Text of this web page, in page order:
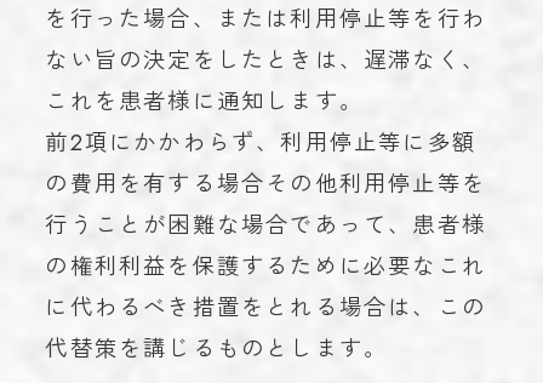
を行った場合、または利用停止等を行わ
ない旨の決定をしたときは、遅滞なく、
これを患者様に通知します。
前2項にかかわらず、利用停止等に多額
の費用を有する場合その他利用停止等を
行うことが困難な場合であって、患者様
の権利利益を保護するために必要なこれ
に代わるべき措置をとれる場合は、この
代替策を講じるものとします。